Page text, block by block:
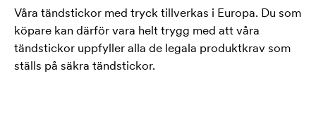
Våra tändstickor med tryck tillverkas i Europa. Du som
köpare kan därför vara helt trygg med att våra
tändstickor uppfyller alla de legala produktkrav som
ställs på säkra tändstickor.